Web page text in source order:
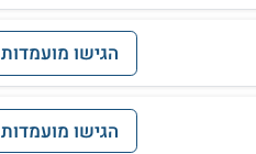
הגישו מועמדות
הגישו מועמדות